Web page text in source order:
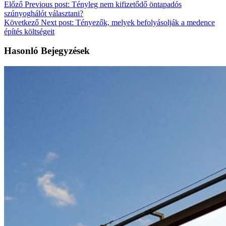
Előző Previous post: Tényleg nem kifizetődő öntapadós
szúnyoghálót választani?
Következő Next post: Tényezők, melyek befolyásolják a medence
építés költségeit
Hasonló Bejegyzések